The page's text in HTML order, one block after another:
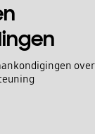
over